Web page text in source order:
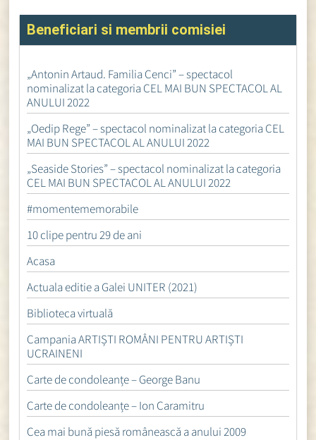
Beneficiari si membrii comisiei
„Antonin Artaud. Familia Cenci” – spectacol
nominalizat la categoria CEL MAI BUN SPECTACOL AL
ANULUI 2022
„Oedip Rege” – spectacol nominalizat la categoria CEL
MAI BUN SPECTACOL AL ANULUI 2022
„Seaside Stories” – spectacol nominalizat la categoria
CEL MAI BUN SPECTACOL AL ANULUI 2022
#momentememorabile
10 clipe pentru 29 de ani
Acasa
Actuala editie a Galei UNITER (2021)
Biblioteca virtuală
Campania ARTIȘTI ROMÂNI PENTRU ARTIȘTI
UCRAINENI
Carte de condoleanțe – George Banu
Carte de condoleanțe – Ion Caramitru
Cea mai bună piesă românească a anului 2009